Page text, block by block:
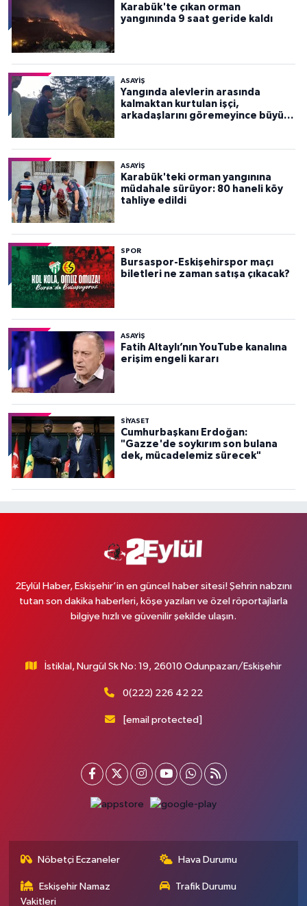
Karabük'te çıkan orman
yangınında 9 saat geride kaldı
ASAYİŞ
Yangında alevlerin arasında
kalmaktan kurtulan işçi,
arkadaşlarını göremeyince büyük
ASAYİŞ
Karabük'teki orman yangınına
müdahale sürüyor: 80 haneli köy
tahliye edildi
SPOR
Bursaspor-Eskişehirspor maçı
biletleri ne zaman satışa çıkacak?
ASAYİŞ
Fatih Altaylı’nın YouTube kanalına
erişim engeli kararı
SİYASET
Cumhurbaşkanı Erdoğan:
"Gazze'de soykırım son bulana
dek, mücadelemiz sürecek"
2Eylül Haber, Eskişehir’in en güncel haber sitesi! Şehrin nabzını
tutan son dakika haberleri, köşe yazıları ve özel röportajlarla
bilgiye hızlı ve güvenilir şekilde ulaşın.
İstiklal, Nurgül Sk No: 19, 26010 Odunpazarı/Eskişehir
0(222) 226 42 22
[email protected]
Nöbetçi Eczaneler Hava Durumu
Eskişehir Namaz
Vakitleri
Trafik Durumu